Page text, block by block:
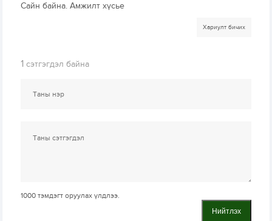
Сайн байна. Амжилт хүсье
Хариулт бичих
1 сэтгэгдэл байна
1000 тэмдэгт оруулах үлдлээ.
Нийтлэх